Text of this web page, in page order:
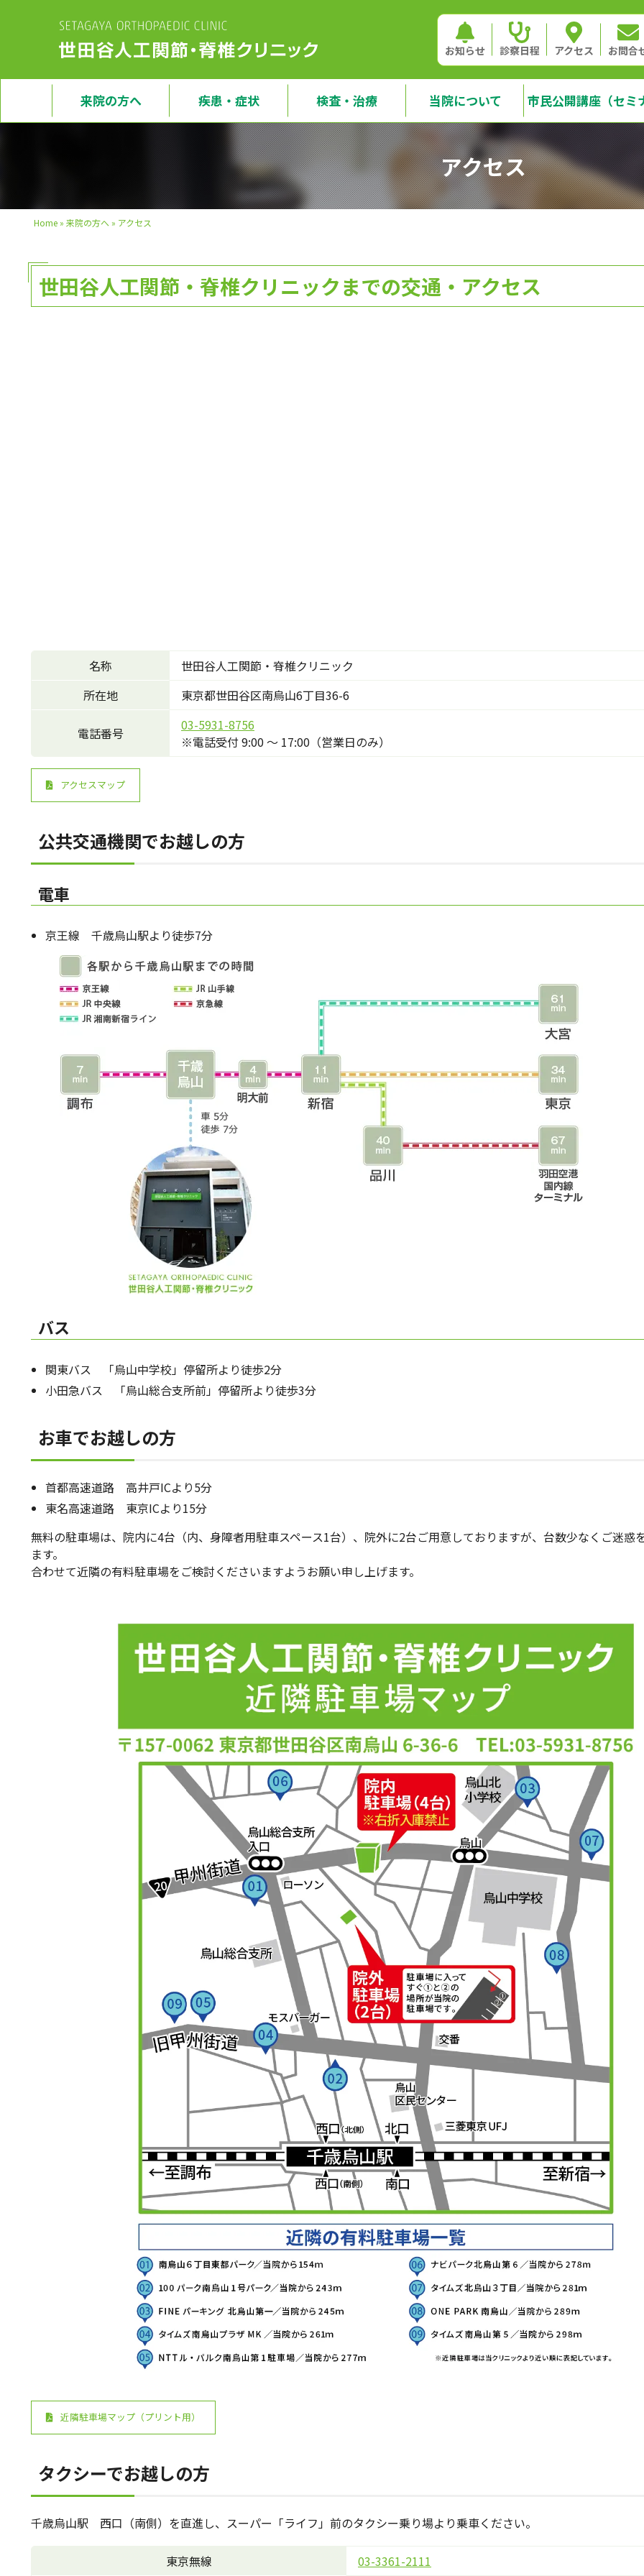
お知らせ 診察日程 アクセス お問合
来院の方へ 疾患・症状 検査・治療 当院について 市民公開講座（セミ
アクセス
Home» 来院の方へ» アクセス
世田谷人工関節・脊椎クリニックまでの交通・アクセス
名称
世田谷人工関節・脊椎クリニック
所在地
東京都世田谷区南烏山6丁目36-6
電話番号
03-5931-8756
※電話受付 9:00 ～ 17:00（営業日のみ）
アクセスマップ
公共交通機関でお越しの方
電車
京王線 千歳烏山駅より徒歩7分
バス
関東バス 「烏山中学校」停留所より徒歩2分
小田急バス 「烏山総合支所前」停留所より徒歩3分
お車でお越しの方
首都高速道路 高井戸ICより5分
東名高速道路 東京ICより15分
無料の駐車場は、院内に4台（内、身障者用駐車スペース1台）、院外に2台ご用意しておりますが、台数少なくご迷惑
ます。
合わせて近隣の有料駐車場をご検討くださいますようお願い申し上げます。
近隣駐車場マップ（プリント用）
タクシーでお越しの方
千歳烏山駅 西口（南側）を直進し、スーパー「ライフ」前のタクシー乗り場より乗車ください。
東京無線 03-3361-2111